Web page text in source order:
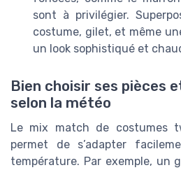
sont à privilégier.
costume, gilet, et même
un look sophistiqué et
Bien choisir ses pièces
selon la météo
Le mix match de costumes
permet de s’adapter
température. Par exemple, un